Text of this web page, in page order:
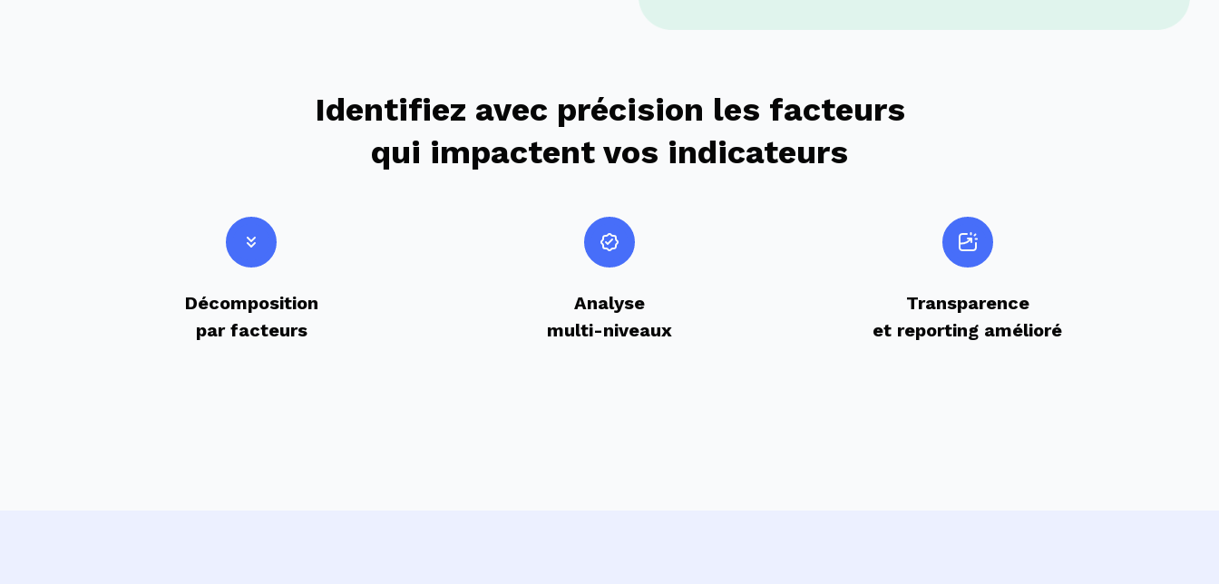
Identifiez avec précision les facteurs
qui impactent vos indicateurs
Décomposition
par facteurs
Analyse
multi-niveaux
Transparence
et reporting amélioré